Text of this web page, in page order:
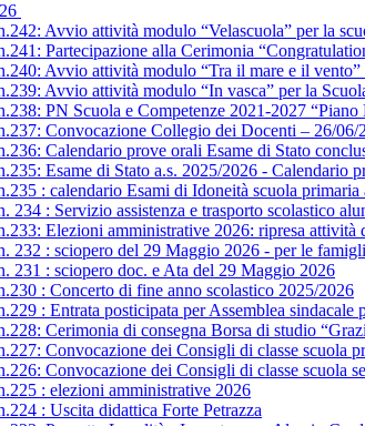
Avvio attività modulo “Velascuola” per la
Partecipazione alla Cerimonia
Avvio attività modulo “Tra il mare e il
Avvio attività modulo “In vasca” per la
PN Scuola e Competenze 2021-2027
Convocazione Collegio dei Docenti – 26/06/
Calendario prove orali Esame di Stato
Esame di Stato a.s. 2025/2026 - Calendario
: calendario Esami di Idoneità scuola primaria
234 : Servizio assistenza e trasporto scolastico
Elezioni amministrative 2026: ripresa attività
232 : sciopero del 29 Maggio 2026 - per le
231 : sciopero doc. e Ata del 29 Maggio 2026
: Concerto di fine anno scolastico 2025/2026
: Entrata posticipata per Assemblea sindacale
Cerimonia di consegna Borsa di studio
Convocazione dei Consigli di classe scuola
Convocazione dei Consigli di classe scuola
: elezioni amministrative 2026
: Uscita didattica Forte Petrazza